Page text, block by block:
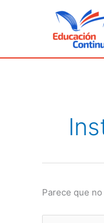
Parece que